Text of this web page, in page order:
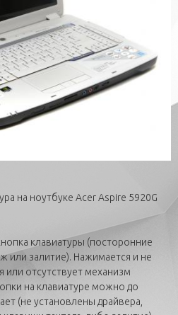
на ноутбуке Acer Aspire 5920G
клавиатуры (посторонние
или залитие). Нажимается и не
или отсутствует механизм
на клавиатуре можно до
(не установлены драйвера,